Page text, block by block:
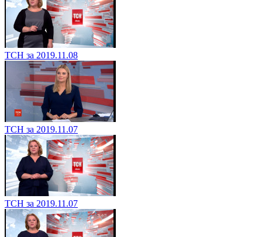
ТСН за 2019.11.08
ТСН за 2019.11.07
ТСН за 2019.11.07